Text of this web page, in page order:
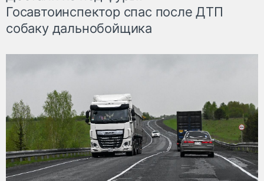
Госавтоинспектор спас после ДТП
собаку дальнобойщика